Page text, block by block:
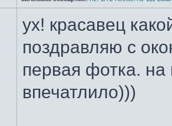
ух! красавец
поздравляю с
первая фотка.
впечатлило)))